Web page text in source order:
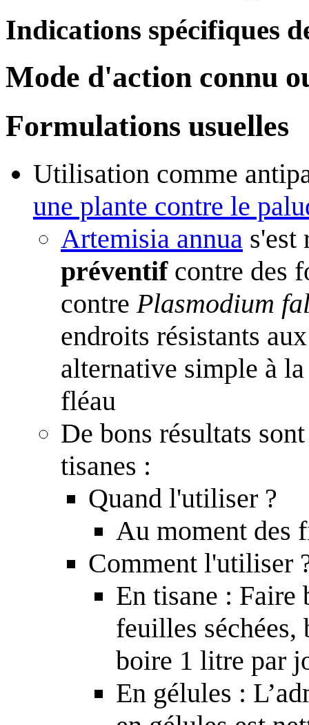
Indications spécifiques
Mode d'action connu
Formulations usuelles
Utilisation comme
une plante contre le
Artemisia annua s'est
préventifcontre des
contrePlasmodium
endroits résistants
alternative simple à
fléau
De bons résultats
tisanes :
Quand l'utiliser ?
Au moment des
Comment l'utiliser
En tisane :
feuilles
boire 1 litre par
En gélules :